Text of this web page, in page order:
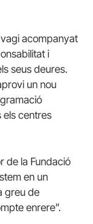
acompanyat
i
seus deures.
un nou
els centres
de la Fundació
en un
greu de
enrere”.